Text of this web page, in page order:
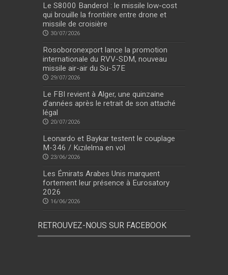
Le S8000 Banderol : le missile low-cost
qui brouille la frontière entre drone et
missile de croisière
30/07/2026
Rosoboronexport lance la promotion
internationale du RVV-SDM, nouveau
missile air-air du Su-57E
29/07/2026
Le FBI revient à Alger, une quinzaine
d’années après le retrait de son attaché
légal
20/07/2026
Leonardo et Baykar testent le couplage
M-346 / Kızılelma en vol
23/06/2026
Les Émirats Arabes Unis marquent
fortement leur présence à Eurosatory
2026
16/06/2026
RETROUVEZ-NOUS SUR FACEBOOK